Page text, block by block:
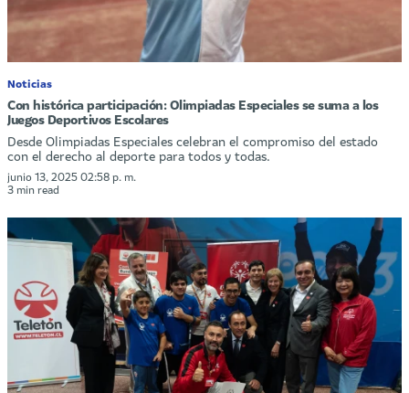
Noticias
Con histórica participación: Olimpiadas Especiales se suma a los
Juegos Deportivos Escolares
Desde Olimpiadas Especiales celebran el compromiso del estado
con el derecho al deporte para todos y todas.
junio 13, 2025 02:58 p. m.
3 min read